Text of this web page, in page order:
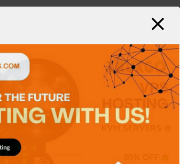
DISPOSITIVOS
TECH
en la
qué se ha